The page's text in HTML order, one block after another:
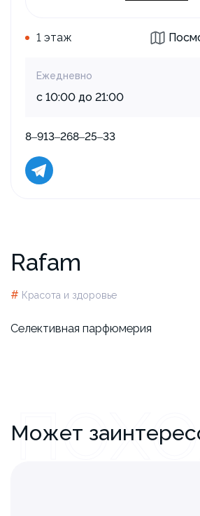
Rafam
# Красота и здоровье
Селективная парфюмерия
1 этаж
Ежедневно
с 10:00 до 21:00
8‒913‒268‒25‒33
Может